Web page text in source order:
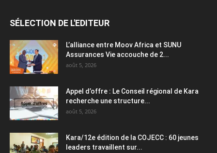
SÉLECTION DE L'EDITEUR
L’alliance entre Moov Africa et SUNU
Assurances Vie accouche de 2...
août 5, 2026
Appel d’offre : Le Conseil régional de Kara
recherche une structure...
août 5, 2026
Kara/12e édition de la COJECC : 60 jeunes
leaders travaillent sur...